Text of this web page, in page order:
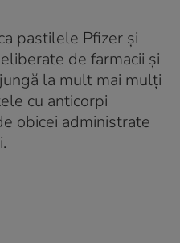
pastilele Pfizer și
de farmacii și
la mult mai mulți
cu anticorpi
obicei administrate